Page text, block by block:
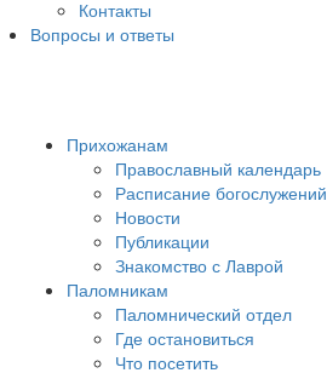
Контакты
Вопросы и ответы
Прихожанам
Православный календарь
Расписание богослужений
Новости
Публикации
Знакомство с Лаврой
Паломникам
Паломнический отдел
Где остановиться
Что посетить